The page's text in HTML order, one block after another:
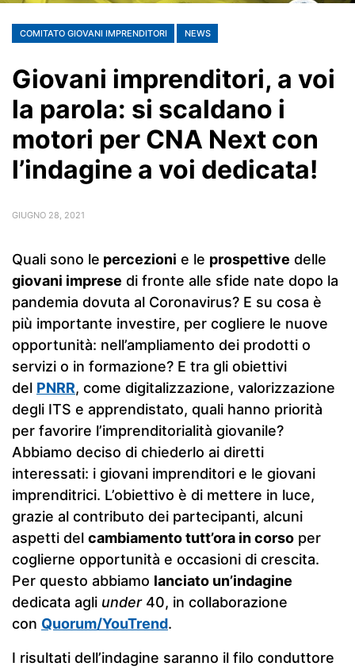
COMITATO GIOVANI IMPRENDITORI NEWS
Giovani imprenditori, a voi
la parola: si scaldano i
motori per CNA Next con
l’indagine a voi dedicata!
GIUGNO 28, 2021
Quali sono le percezioni e le prospettive delle
giovani imprese di fronte alle sfide nate dopo la
pandemia dovuta al Coronavirus? E su cosa è
più importante investire, per cogliere le nuove
opportunità: nell’ampliamento dei prodotti o
servizi o in formazione? E tra gli obiettivi
del PNRR, come digitalizzazione, valorizzazione
degli ITS e apprendistato, quali hanno priorità
per favorire l’imprenditorialità giovanile?
Abbiamo deciso di chiederlo ai diretti
interessati: i giovani imprenditori e le giovani
imprenditrici. L’obiettivo è di mettere in luce,
grazie al contributo dei partecipanti, alcuni
aspetti del cambiamento tutt’ora in corso per
coglierne opportunità e occasioni di crescita.
Per questo abbiamo lanciato un’indagine
dedicata agli under40, in collaborazione
con Quorum/YouTrend.
I risultati dell’indagine saranno il filo conduttore